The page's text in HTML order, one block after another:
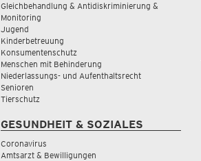
Gleichbehandlung & Antidiskriminierung &
Monitoring
Jugend
Kinderbetreuung
Konsumentenschutz
Menschen mit Behinderung
Niederlassungs- und Aufenthaltsrecht
Senioren
Tierschutz
GESUNDHEIT & SOZIALES
Coronavirus
Amtsarzt & Bewilligungen